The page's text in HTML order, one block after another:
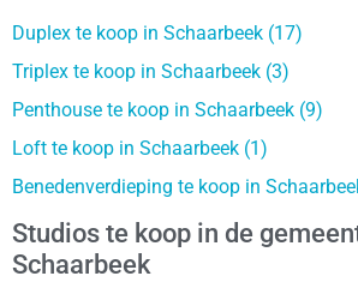
Duplex te koop in Schaarbeek (17)
Triplex te koop in Schaarbeek (3)
Penthouse te koop in Schaarbeek (9)
Loft te koop in Schaarbeek (1)
Benedenverdieping te koop in
Studios te koop in de
Schaarbeek